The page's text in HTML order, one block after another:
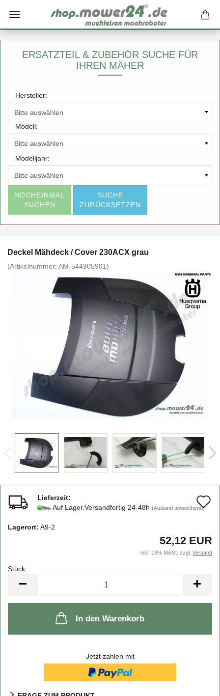
ERSATZTEIL & ZUBEHÖR SUCHE FÜR
IHREN MÄHER
Hersteller:
Modell:
Modelljahr:
NOCHEINMAL
SUCHEN
SUCHE
ZURÜCKSETZEN
De­ckel Mäh­deck / Cover 230ACX grau
(Ar­ti­kel­num­mer: AM-​544905901)
Lieferzeit:
Auf Lager.Versandfertig 24-48h (Ausland abweichend)
Lagerort: A9-2
52,12 EUR
inkl. 19% MwSt. zzgl. Versand
Stück:
In den Warenkorb
Jetzt zahlen mit